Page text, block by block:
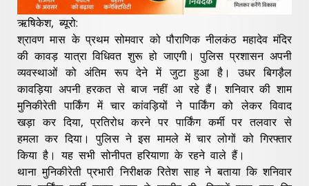
ऋषिकेश, ब्यूरो:
श्रावण मास के प्रथम सोमवार को पौराणिक नीलकंठ महादेव मंदिर
की कावड़ यात्रा विधिवत शुरू हो जाएगी। पुलिस प्रशासन अपनी
व्यवस्थाओं को अंतिम रूप देने में जुटा हुआ है। उधर बिगड़ैल
कावड़िया अपनी हरकत से बाज नहीं आ रहे हैं। शनिवार की शाम
मुनिकीरेती पार्किंग में चार कांवड़ियों ने पार्किंग को लेकर विवाद
खड़ा कर दिया, प्रतिरोध करने पर पार्किंग कर्मी पर तलवार से
हमला कर दिया। पुलिस ने इस मामले में चार लोगों को गिरफ्तार
किया है। यह सभी सोनीपत हरियाणा के रहने वाले हैं।
थाना मुनिकीरेती प्रभारी निरीक्षक रितेश साह ने बताया कि शनिवार